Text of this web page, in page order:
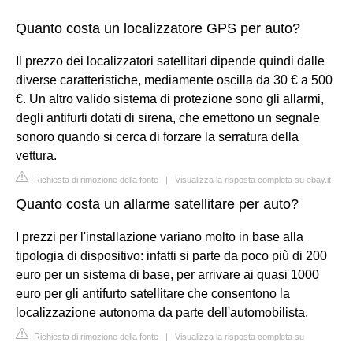
Quanto costa un localizzatore GPS per auto?
Il prezzo dei localizzatori satellitari dipende quindi dalle
diverse caratteristiche, mediamente oscilla da 30 € a 500
€. Un altro valido sistema di protezione sono gli allarmi,
degli antifurti dotati di sirena, che emettono un segnale
sonoro quando si cerca di forzare la serratura della
vettura.
Richiesta di rimozione della fonte | Visualizza la risposta completa su ebay.it
Quanto costa un allarme satellitare per auto?
I prezzi per l'installazione variano molto in base alla
tipologia di dispositivo: infatti si parte da poco più di 200
euro per un sistema di base, per arrivare ai quasi 1000
euro per gli antifurto satellitare che consentono la
localizzazione autonoma da parte dell'automobilista.
Richiesta di rimozione della fonte | Visualizza la risposta completa su